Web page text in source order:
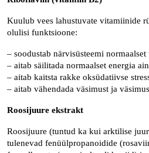
Kuulub vees lahustuvate vitamiinide
olulisi funktsioone:
– soodustab närvisüsteemi
– aitab säilitada normaalset energia
– aitab kaitsta rakke oksüdatiivse
– aitab vähendada väsimust ja
Roosijuure ekstrakt
Roosijuure (tuntud ka kui arktilise
tulenevad fenüülpropanoidide